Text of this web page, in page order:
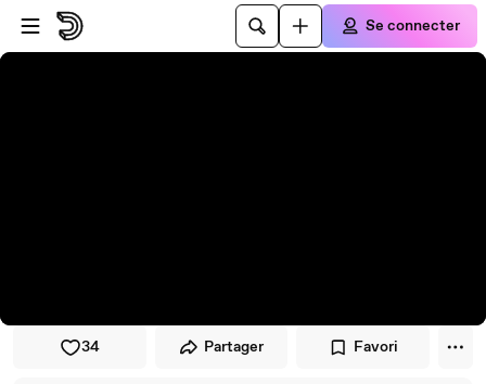
Passer au player
Passer au contenu principal
Se connecter
34 Partager Favori